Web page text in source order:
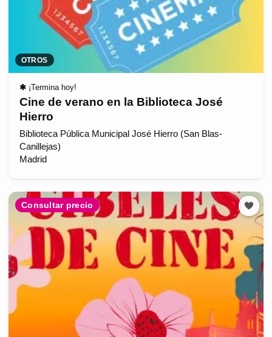
OTROS
✱ ¡Termina hoy!
Cine de verano en la Biblioteca José
Hierro
Biblioteca Pública Municipal José Hierro (San Blas-
Canillejas)
Madrid
Consultar precio